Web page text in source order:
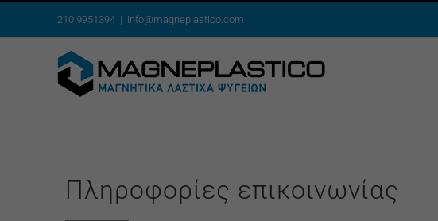
περιεχόμενο
210 9951394 | info@magneplastico.com
Πληροφορίες επικοινωνίας